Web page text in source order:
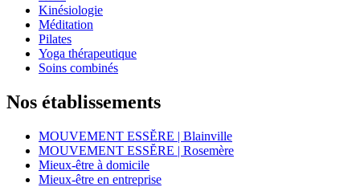
Kinésiologie
Méditation
Pilates
Yoga thérapeutique
Soins combinés
Nos établissements
MOUVEMENT ESSĔRE | Blainville
MOUVEMENT ESSĔRE | Rosemère
Mieux-être à domicile
Mieux-être en entreprise